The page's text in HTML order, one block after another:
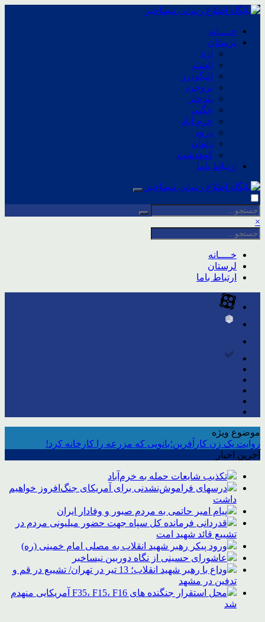
خــــانه
لرستان
ازنا
الشتر
الیگودرز
بروجرد
پلدختر
چگنی
خرم آباد
درود
دلفان
کوهدشت
ارتباط باما
×
خــــانه
لرستان
ارتباط باما
موضوع ویژه
روایت یک زن کارآفرین؛بانویی که مزرعه را کارخانه کرد!
آخرین اخبار
تکذیب شایعات حمله به خرم‌آباد
درسهای فراموش‌نشدنی برای آمریکای جنگ‌افروز خواهیم
داشت
پیام امیر حاتمی به مردم صبور و وفادار ایران
قدردانی فرمانده کل سپاه جهت حضور میلیونی مردم در
تشییع قائد شهید امت
ورود پیکر رهبر شهید انقلاب به مصلی امام خمینی (ره)
عاشورای حسینی از نگاه دوربین نیساخبر
وداع با رهبر شهید انقلاب؛ 13 تیر در تهران/ تشییع در قم و
تدفین در مشهد
محل استقرار جنگنده های F35، F15، F16 آمریکایی منهدم
شد